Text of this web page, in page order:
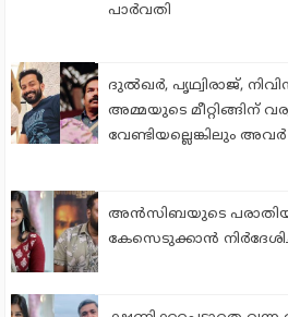
പാര്‍വതി
ദുല്‍ഖര്‍, പൃഥ്വിരാജ്,
അമ്മയുടെ മീറ്റിങ്ങിന്
വേണ്ടിയല്ലെങ്കിലും
അന്‍സിബയുടെ
കേസെടുക്കാന്‍